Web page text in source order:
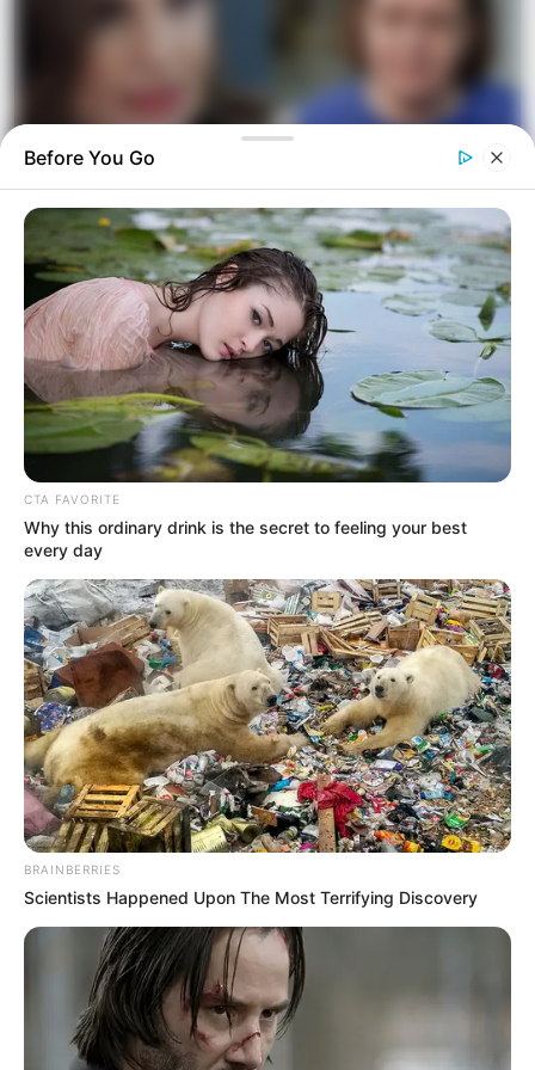
Η «κρυφή» κόντρα Μενδώνη και Κεφαλογιάννη
TRENDING NOW
01 ΑΣΤΥΝΟΜΙΚΆ
Ανήλικος έγινε στόχος απατεώνων – Μετά από
επιχείρηση της ΕΛΑΣ συνελήφθη 63χρονη που
προσπάθησε να τον εξαπατήσει τηλεφωνικά
21/09/2024, 19:06
02 ΑΣΤΥΝΟΜΙΚΆ
Ζωγράφου: Συνελήφθη δραπέτης φυλακών από
την άμεση δράση μετά από καταδίωξη – Βγήκε
από τη φυλακή και έκλεβε αυτοκίνητα
·1 min read
03 ΕΛΛΆΔΑ
Σοβαρό τροχαίο ατύχημα στην Εύβοια με
τραυματίες – Αυτοκίνητο έπεσε από μεγάλο
ύψος στον δρόμο Προκόπι – Ψαχνά (ΦΩΤΟ –
ΒΙΝΤΕΟ)
·1 min read
04 ΑΣΤΥΝΟΜΙΚΆ
και τρεις φαρμακοποιοί προφυλακίστηκαν
20/09/2024, 18:16 1 min read
05 ΑΣΤΥΝΟΜΙΚΆ
Θύμα εκβιασμού έπεσε ανήλικος – Άγνωστος
Before You Go
CTA FAVORITE
Why this ordinary drink is the secret to feeling your best
every day
BRAINBERRIES
Scientists Happened Upon The Most Terrifying Discovery